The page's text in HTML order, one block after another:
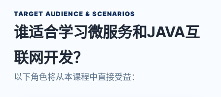
TARGET AUDIENCE & SCENARIOS
谁适合学习微服务和JAVA互
联网开发？
以下角色将从本课程中直接受益：